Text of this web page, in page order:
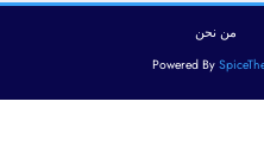
من نحن